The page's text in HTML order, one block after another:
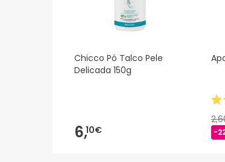
Chicco Pó Talco Pele
Delicada 150g
6,10€ -